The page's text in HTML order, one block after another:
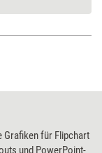
Grafiken für Flipchart
und PowerPoint-